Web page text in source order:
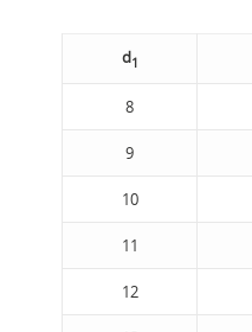
d1
8
9
10
11
12